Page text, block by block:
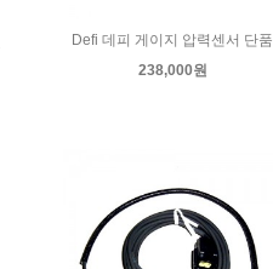
Defi 데피 게이지 압력센서 단품
238,000원